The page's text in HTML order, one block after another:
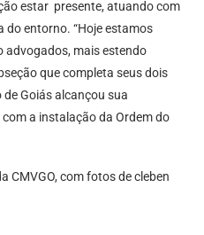
estar presente, atuando com
do entorno. “Hoje estamos
advogados, mais estendo
que completa seus dois
Goiás alcançou sua
a instalação da Ordem do
CMVGO, com fotos de cleben